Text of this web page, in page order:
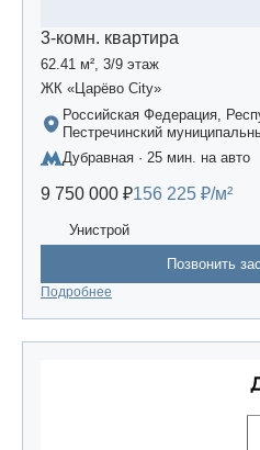
3-комн. квартира
62.41 м², 3/9 этаж
ЖК «Царёво City»
Российская Федерация,
Пестречинский
сельское поселение, жилой
Царево-2», дом 3
Дубравная · 25 мин. на авто
9 750 000 ₽156 225 ₽/м²
Унистрой
Позвонить
Подробнее